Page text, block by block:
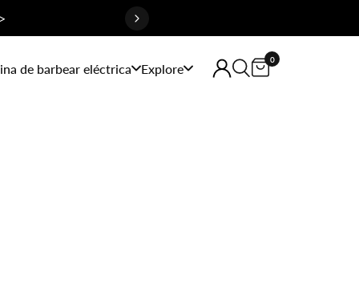
de barbear eléctrica Explore
0